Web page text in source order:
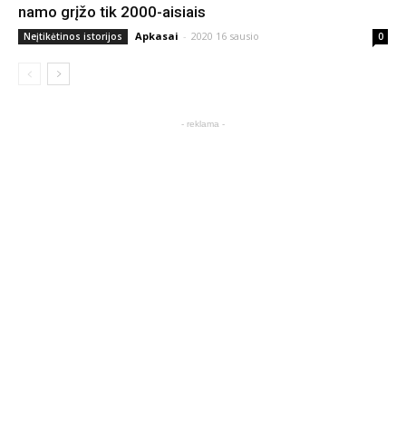
namo grįžo tik 2000-aisiais
Neįtikėtinos istorijos Apkasai - 2020 16 sausio 0
- reklama -